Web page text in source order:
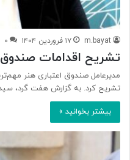
m.bayat ۱۷ فروردین ۱۴۰۴ ۰
تشریح اقدامات صندوق
تشریح کرد. به گزارش هفت گرد،
بیشتر بخوانید »